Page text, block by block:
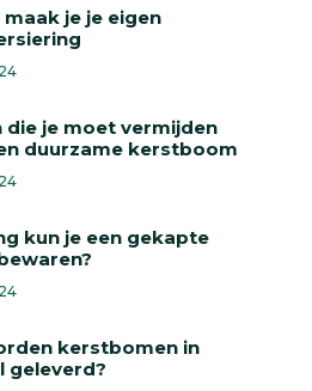
maak je je eigen
die je moet vermijden
duurzame kerstboom
kun je een gekapte
kerstbomen in
geleverd?